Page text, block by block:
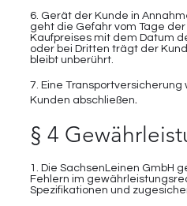
6. Gerät der Kunde in
geht die Gefahr vom Tage
Kaufpreises mit dem Datum
oder bei Dritten trägt der
bleibt unberührt.
7. Eine
Kunden abschließen.
§ 4
1. Die SachsenLeinen GmbH
Fehlern im
Spezifikationen und